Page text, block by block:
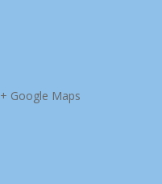
+ Google Maps